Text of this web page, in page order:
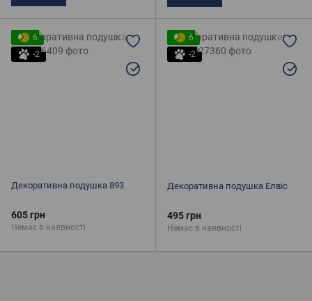
6
-2
Декоративна подушка 893
605 грн
Немає в наявності
6
-2
Декоративна подушка Елвіс
495 грн
Немає в наявності